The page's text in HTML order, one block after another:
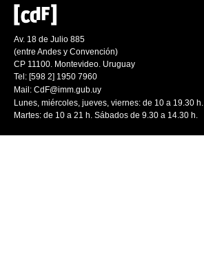
Av. 18 de Julio 885
(entre Andes y Convención)
CP 11100. Montevideo. Uruguay
Tel: [598 2] 1950 7960
Mail: CdF@imm.gub.uy
Lunes, miércoles, jueves, viernes: de 10 a 19.30 h.
Martes: de 10 a 21 h. Sábados de 9.30 a 14.30 h.